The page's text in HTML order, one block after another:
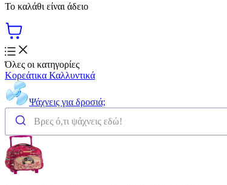
Το καλάθι είναι άδειο
Όλες οι κατηγορίες
Κορεάτικα Καλλυντικά
Ψάχνεις για δροσιά;